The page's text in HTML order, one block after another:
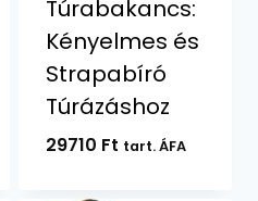
Túrabakancs:
Kényelmes és
Strapabíró
Túrázáshoz
29710 Ft tart. ÁFA